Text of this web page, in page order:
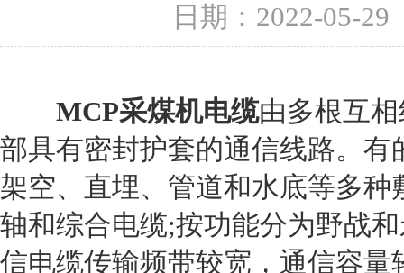
日期：2022-05-29
MCP采煤机电缆由多根互
部具有密封护套的通信线路。
架空、直埋、管道和水底等多
轴和综合电缆;按功能分为野战
信电缆传输频带较宽，通信容